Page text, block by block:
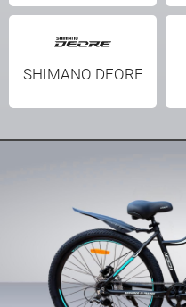
SHIMANO DEORE